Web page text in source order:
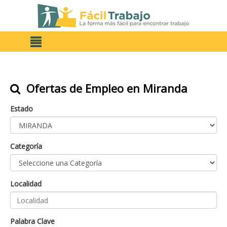
Ofertas de Empleo en Miranda
Estado
Categoría
Localidad
Palabra Clave